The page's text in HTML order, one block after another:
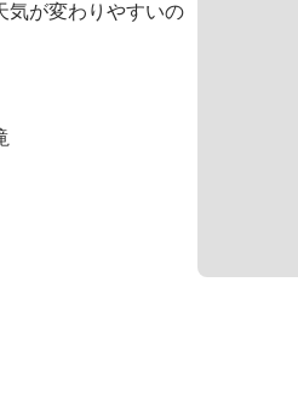
気が変わりやすいの